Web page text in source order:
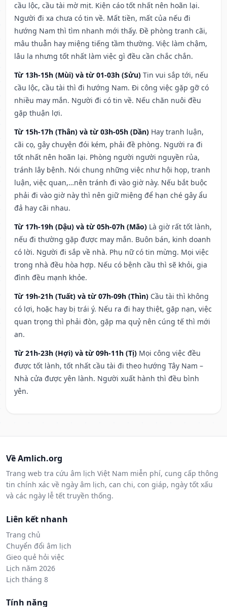
cầu lộc, cầu tài mờ mịt. Kiện cáo tốt nhất nên hoãn lại.
Người đi xa chưa có tin về. Mất tiền, mất của nếu đi
hướng Nam thì tìm nhanh mới thấy. Đề phòng tranh cãi,
mâu thuẫn hay miệng tiếng tầm thường. Việc làm chậm,
lâu la nhưng tốt nhất làm việc gì đều cần chắc chắn.
Từ 13h-15h (Mùi) và từ 01-03h (Sửu) Tin vui sắp tới, nếu
cầu lộc, cầu tài thì đi hướng Nam. Đi công việc gặp gỡ có
nhiều may mắn. Người đi có tin về. Nếu chăn nuôi đều
gặp thuận lợi.
Từ 15h-17h (Thân) và từ 03h-05h (Dần) Hay tranh luận,
cãi cọ, gây chuyện đói kém, phải đề phòng. Người ra đi
tốt nhất nên hoãn lại. Phòng người người nguyền rủa,
tránh lây bệnh. Nói chung những việc như hội họp, tranh
luận, việc quan,…nên tránh đi vào giờ này. Nếu bắt buộc
phải đi vào giờ này thì nên giữ miệng để hạn ché gây ẩu
đả hay cãi nhau.
Từ 17h-19h (Dậu) và từ 05h-07h (Mão) Là giờ rất tốt lành,
nếu đi thường gặp được may mắn. Buôn bán, kinh doanh
có lời. Người đi sắp về nhà. Phụ nữ có tin mừng. Mọi việc
trong nhà đều hòa hợp. Nếu có bệnh cầu thì sẽ khỏi, gia
đình đều mạnh khỏe.
Từ 19h-21h (Tuất) và từ 07h-09h (Thìn) Cầu tài thì không
có lợi, hoặc hay bị trái ý. Nếu ra đi hay thiệt, gặp nạn, việc
quan trọng thì phải đòn, gặp ma quỷ nên cúng tế thì mới
an.
Từ 21h-23h (Hợi) và từ 09h-11h (Tị) Mọi công việc đều
được tốt lành, tốt nhất cầu tài đi theo hướng Tây Nam –
Nhà cửa được yên lành. Người xuất hành thì đều bình
yên.
Về Amlich.org
Trang web tra cứu âm lịch Việt Nam miễn phí, cung cấp thông
tin chính xác về ngày âm lịch, can chi, con giáp, ngày tốt xấu
và các ngày lễ tết truyền thống.
Liên kết nhanh
Trang chủ
Chuyển đổi âm lịch
Gieo quẻ hỏi việc
Lịch năm 2026
Lịch tháng 8
Tính năng